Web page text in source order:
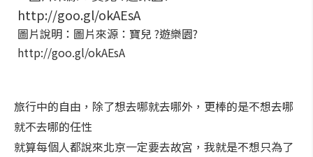
圖片說明：圖片來源：寶兒 ?遊樂園?
http://goo.gl/okAEsA
旅行中的自由，除了想去哪就去哪外，更棒的是不想去哪
就不去哪的任性
就算每個人都說來北京一定要去故宮，我就是不想只為了